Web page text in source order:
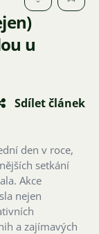
u
Sdílet článek
den v roce,
setkání
Akce
nejen
a zajímavých